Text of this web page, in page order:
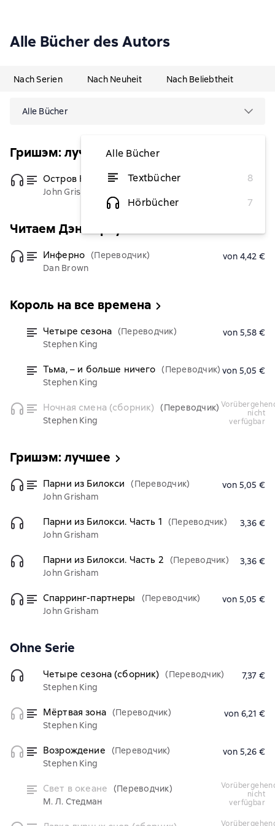
Alle Bücher des Autors
Nach Serien Nach Neuheit Nach Beliebtheit
Alle Bücher
Alle Bücher
Textbücher
8
Hörbücher
7
Гришэм: лучшие детективы
Остров Камино
(Переводчик)
John Grisham
von 5,05 €
Читаем Дэна Брауна!
Инферно (Переводчик)
Dan Brown
von 4,42 €
Король на все времена
Четыре сезона (Переводчик)
Stephen King
von 5,58 €
Тьма, – и больше ничего (Переводчик)
Stephen King
von 5,05 €
Ночная смена (сборник)
(Переводчик)
Stephen King
vorübergehend
nicht
verfügbar
Гришэм: лучшее
Парни из Билокси
(Переводчик)
John Grisham
von 5,05 €
Парни из Билокси. Часть 1
(Переводчик)
John Grisham
3,36 €
Парни из Билокси. Часть 2
(Переводчик)
John Grisham
3,36 €
Спарринг-партнеры
(Переводчик)
John Grisham
von 5,05 €
Ohne Serie
Четыре сезона (сборник) (Переводчик)
Stephen King
7,37 €
Мёртвая зона (Переводчик)
Stephen King
von 6,21 €
Возрождение
(Переводчик)
Stephen King
von 5,26 €
Свет в океане
(Переводчик)
М. Л. Стедман
vorübergehend
nicht
verfügbar
vorübergehend